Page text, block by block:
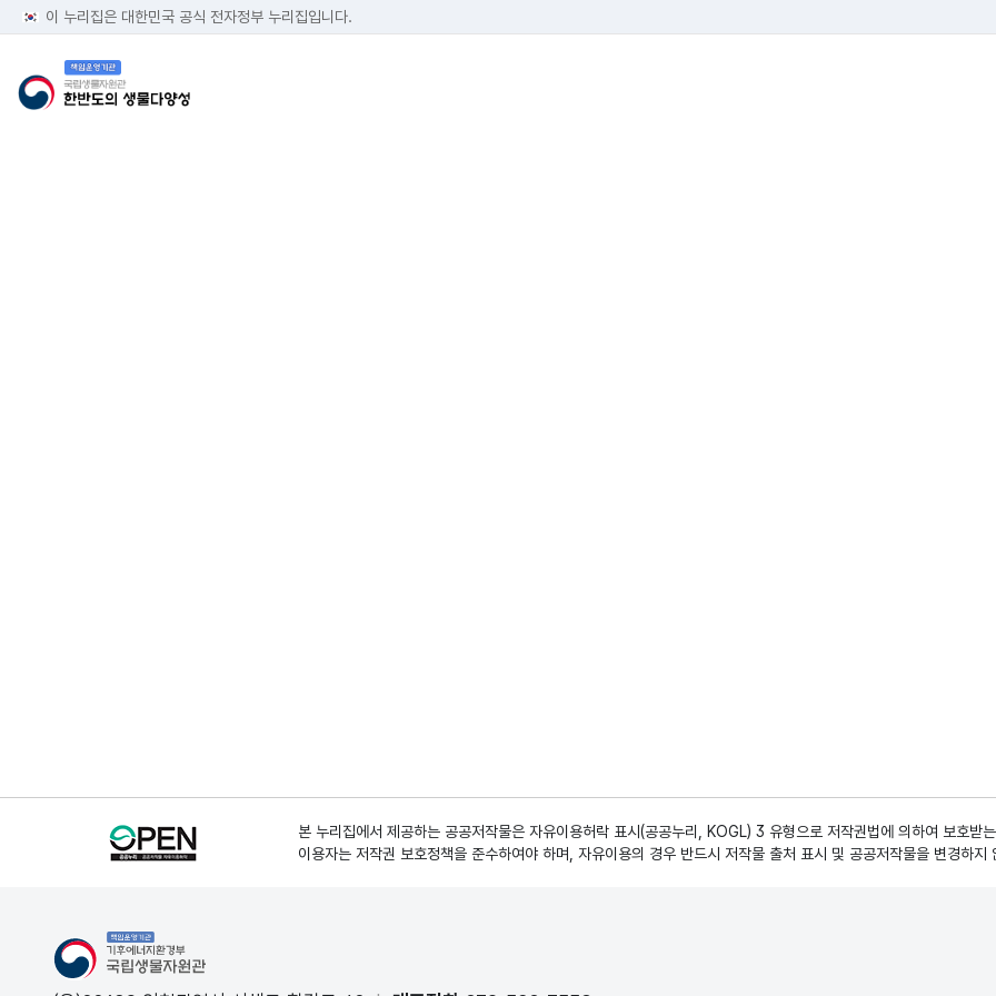
이 누리집은 대한민국 공식 전자정부 누리집입니다.
본 누리집에서 제공하는 공공저작물은 자유이용허락 표시(공공누리, KOGL) 3 유형으로 저작권법에 의하여 보호받
이용자는 저작권 보호정책을 준수하여야 하며, 자유이용의 경우 반드시 저작물 출처 표시 및 공공저작물을 변경하지